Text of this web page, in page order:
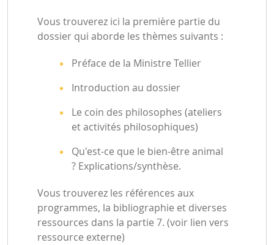
Vous trouverez ici la première partie du
dossier qui aborde les thèmes suivants :
Préface de la Ministre Tellier
Introduction au dossier
Le coin des philosophes (ateliers
et activités philosophiques)
Qu'est-ce que le bien-être animal
? Explications/synthèse.
Vous trouverez les références aux
programmes, la bibliographie et diverses
ressources dans la partie 7. (voir lien vers
ressource externe)